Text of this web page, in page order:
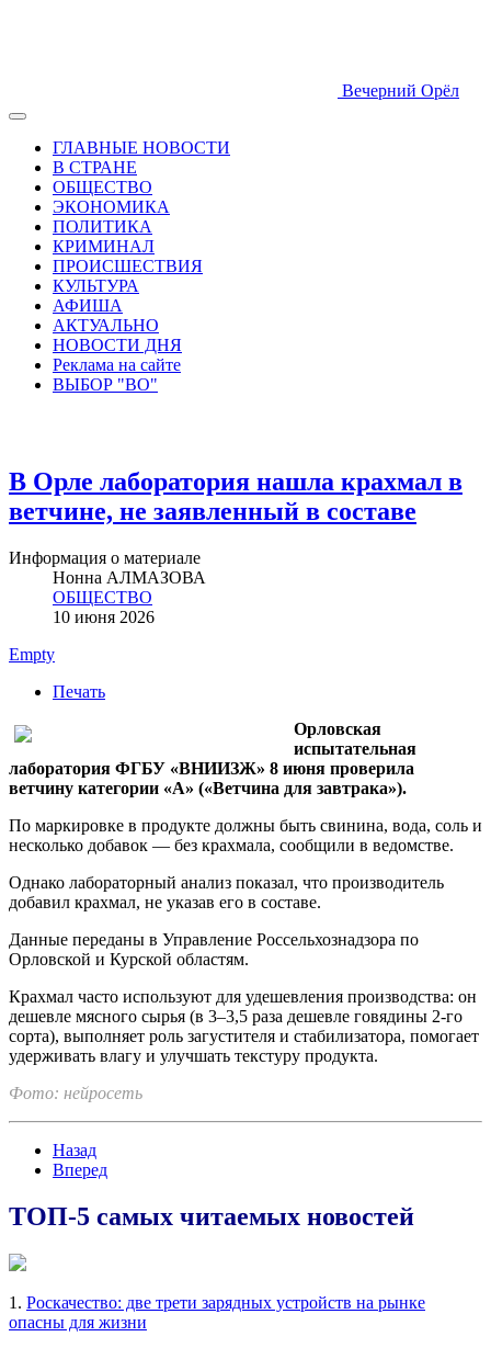
Вечерний Орёл
ГЛАВНЫЕ НОВОСТИ
В СТРАНЕ
ОБЩЕСТВО
ЭКОНОМИКА
ПОЛИТИКА
КРИМИНАЛ
ПРОИСШЕСТВИЯ
КУЛЬТУРА
АФИША
АКТУАЛЬНО
НОВОСТИ ДНЯ
Реклама на сайте
ВЫБОР "ВО"
В Орле лаборатория нашла крахмал в
ветчине, не заявленный в составе
Информация о материале
Нонна АЛМАЗОВА
ОБЩЕСТВО
10 июня 2026
Empty
Печать
Орловская
испытательная
лаборатория ФГБУ «ВНИИЗЖ» 8 июня проверила
ветчину категории «А» («Ветчина для завтрака»).
По маркировке в продукте должны быть свинина, вода, соль и
несколько добавок — без крахмала, сообщили в ведомстве.
Однако лабораторный анализ показал, что производитель
добавил крахмал, не указав его в составе.
Данные переданы в Управление Россельхознадзора по
Орловской и Курской областям.
Крахмал часто используют для удешевления производства: он
дешевле мясного сырья (в 3–3,5 раза дешевле говядины 2‑го
сорта), выполняет роль загустителя и стабилизатора, помогает
удерживать влагу и улучшать текстуру продукта.
Фото: нейросеть
Назад
Вперед
ТОП-5 самых читаемых новостей
1. Роскачество: две трети зарядных устройств на рынке
опасны для жизни